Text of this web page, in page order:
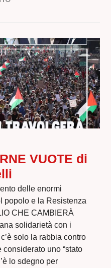
VUOTE di
delle enormi
popolo e la Resistenza
CHE CAMBIERÀ
solidarietà con i
solo la rabbia contro
uno “stato
lo sdegno per